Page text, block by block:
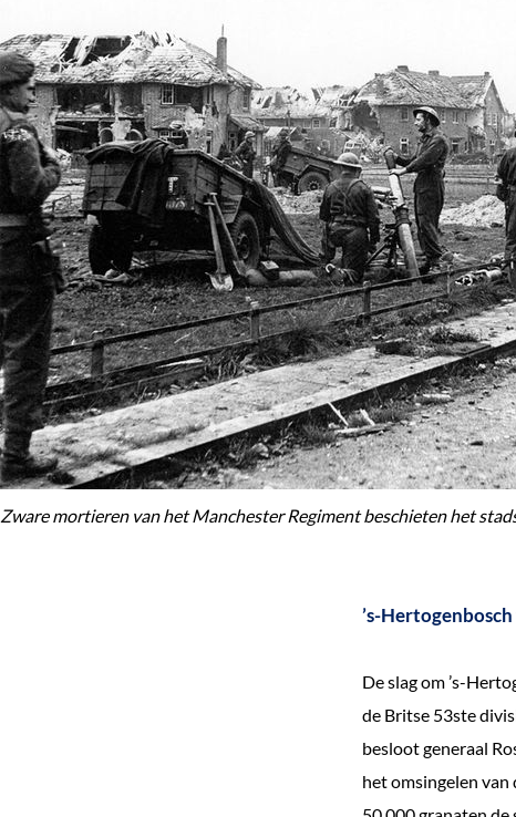
Zware mortieren van het Manchester Regiment beschieten het
’s-
De slag om ’s-
de Britse 53ste
besloot generaal
het omsingelen van